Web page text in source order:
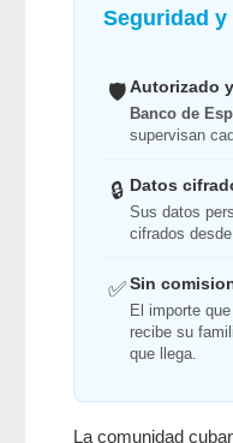
Seguridad
🛡️ Autorizado
Banco de
supervisan
🔒 Datos
Sus datos
cifrados
✅ Sin
El importe
recibe su
que llega.
La comunidad